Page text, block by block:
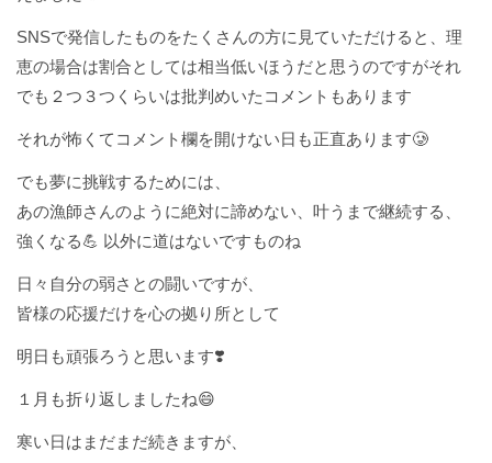
SNSで発信したものをたくさんの方に見ていただけると、理
恵の場合は割合としては相当低いほうだと思うのですがそれ
でも２つ３つくらいは批判めいたコメントもあります
それが怖くてコメント欄を開けない日も正直あります🥲
でも夢に挑戦するためには、
あの漁師さんのように絶対に諦めない、叶うまで継続する、
強くなる💪 以外に道はないですものね
日々自分の弱さとの闘いですが、
皆様の応援だけを心の拠り所として
明日も頑張ろうと思います❣️
１月も折り返しましたね😄
寒い日はまだまだ続きますが、